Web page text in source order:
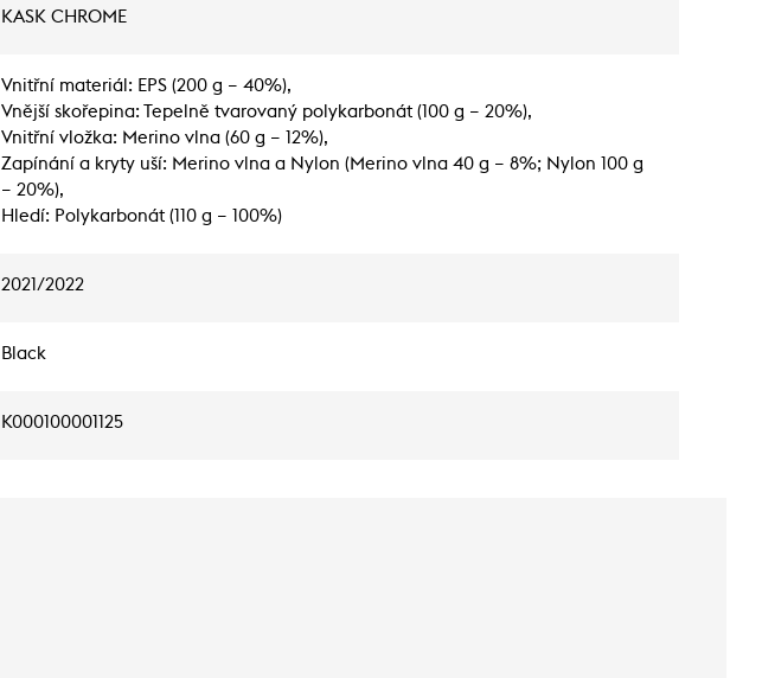
KASK CHROME
Vnitřní materiál: EPS (200 g – 40%),
Vnější skořepina: Tepelně tvarovaný polykarbonát (100 g – 20%),
Vnitřní vložka: Merino vlna (60 g – 12%),
Zapínání a kryty uší: Merino vlna a Nylon (Merino vlna 40 g – 8%; Nylon 100 g
– 20%),
Hledí: Polykarbonát (110 g – 100%)
2021/2022
Black
K000100001125